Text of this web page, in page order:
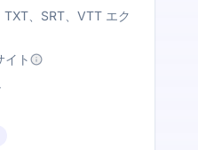
、SRT、VTT エク
イト